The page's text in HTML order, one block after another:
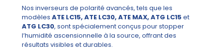
Nos inverseurs de polarité avancés, tels que les
modèles ATE LC15, ATE LC30, ATE MAX, ATG LC15 et
ATG LC30, sont spécialement conçus pour stopper
l’humidité ascensionnelle à la source, offrant des
résultats visibles et durables.